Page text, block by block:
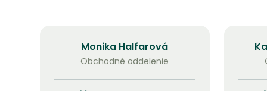
Monika Halfarová
Obchodné oddelenie